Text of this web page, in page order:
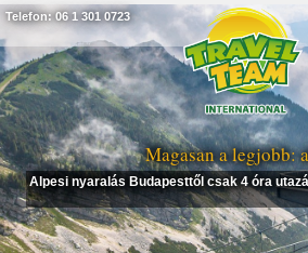
Magasan a legjobb:
Alpesi nyaralás Budapesttől csak 4 óra
Telefon: 06 1 301 0723